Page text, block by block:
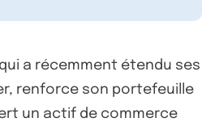
a récemment étendu ses
renforce son portefeuille
un actif de commerce